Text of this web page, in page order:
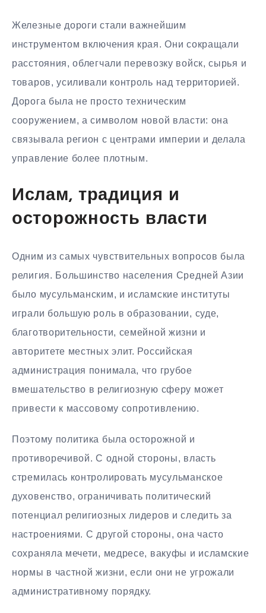
Железные дороги стали важнейшим
инструментом включения края. Они сокращали
расстояния, облегчали перевозку войск, сырья и
товаров, усиливали контроль над территорией.
Дорога была не просто техническим
сооружением, а символом новой власти: она
связывала регион с центрами империи и делала
управление более плотным.
Ислам, традиция и
осторожность власти
Одним из самых чувствительных вопросов была
религия. Большинство населения Средней Азии
было мусульманским, и исламские институты
играли большую роль в образовании, суде,
благотворительности, семейной жизни и
авторитете местных элит. Российская
администрация понимала, что грубое
вмешательство в религиозную сферу может
привести к массовому сопротивлению.
Поэтому политика была осторожной и
противоречивой. С одной стороны, власть
стремилась контролировать мусульманское
духовенство, ограничивать политический
потенциал религиозных лидеров и следить за
настроениями. С другой стороны, она часто
сохраняла мечети, медресе, вакуфы и исламские
нормы в частной жизни, если они не угрожали
административному порядку.